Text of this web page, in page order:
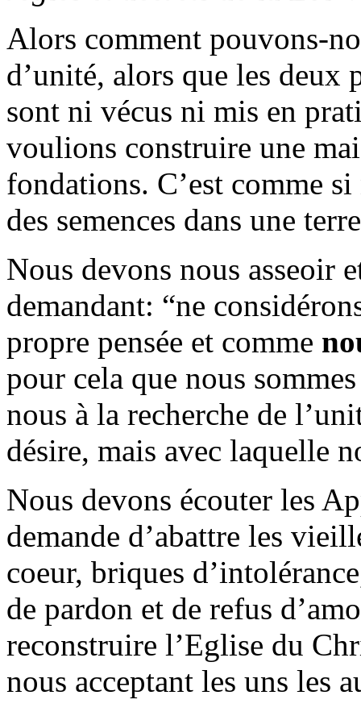
Alors comment pouvons-
d’unité, alors que les deux
sont ni vécus ni mis en
voulions construire une
fondations. C’est comme
des semences dans une
Nous devons nous asseoir
demandant: “ne
propre pensée et comme
pour cela que nous
nous à la recherche de
désire, mais avec laquelle
Nous devons écouter les
demande d’abattre les
coeur, briques
de pardon et de refus
reconstruire l’Eglise du
nous acceptant les uns les